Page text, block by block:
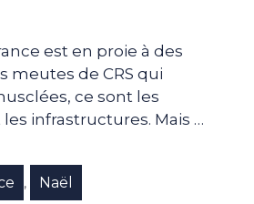
est en proie à des
meutes de CRS qui
ce sont les
infrastructures. Mais …
, Naël